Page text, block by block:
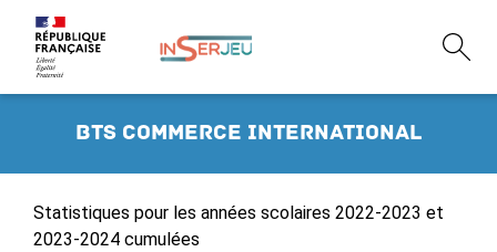
BTS commerce international
Statistiques pour les années scolaires 2022-2023 et
2023-2024 cumulées